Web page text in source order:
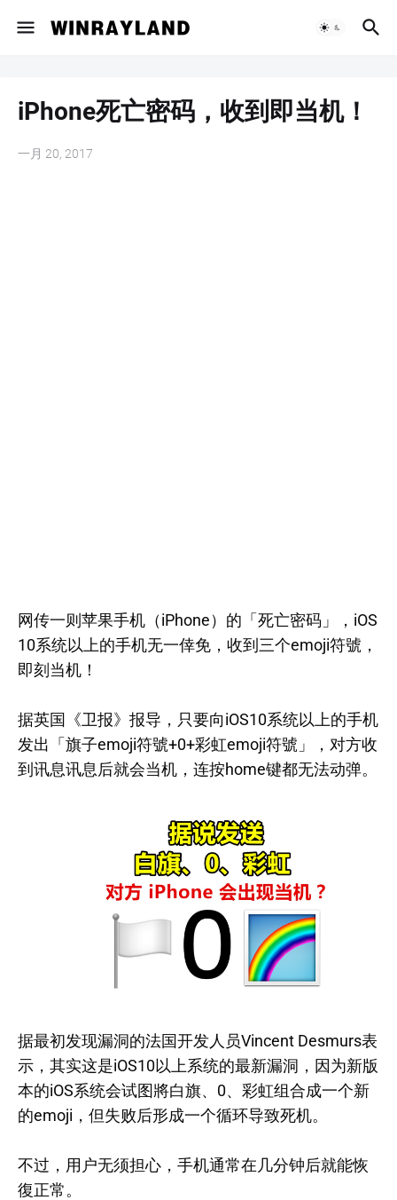
iPhone死亡密码，收到即当机！
一月 20, 2017
网传一则苹果手机（iPhone）的「死亡密码」，iOS
10系统以上的手机无一倖免，收到三个emoji符號，
即刻当机！
据英国《卫报》报导，只要向iOS10系统以上的手机
发出「旗子emoji符號+0+彩虹emoji符號」，对方收
到讯息讯息后就会当机，连按home键都无法动弹。
据最初发现漏洞的法国开发人员Vincent Desmurs表
示，其实这是iOS10以上系统的最新漏洞，因为新版
本的iOS系统会试图將白旗、0、彩虹组合成一个新
的emoji，但失败后形成一个循环导致死机。
不过，用户无须担心，手机通常在几分钟后就能恢
復正常。